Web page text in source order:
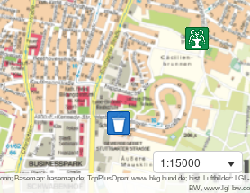
i
1:15000
Basemap: basemap.de; TopPlusOpen: www.bkg.bund.de; hist. Luftbilder: LGL-
BW, www.lgl-bw.de